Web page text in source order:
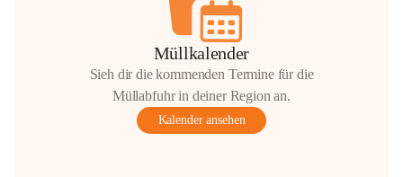
Müllkalender
Sieh dir die kommenden Termine für die
Müllabfuhr in deiner Region an.
Kalender ansehen